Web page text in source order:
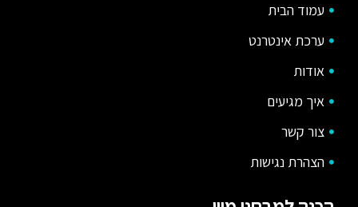
עמוד הבית
ערכת אינטרנט
אודות
איך מגיעים
צור קשר
הצהרת נגישות